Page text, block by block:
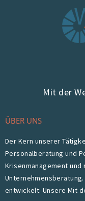
Mit der
ÜBER UNS
Der Kern unserer
Personalberatung und
Krisenmanagement
entwickelt: Unsere Mit